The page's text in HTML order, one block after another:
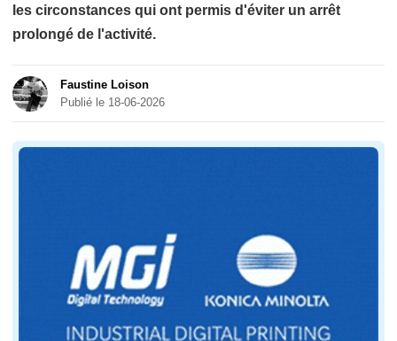
les circonstances qui ont permis d'éviter un arrêt
prolongé de l'activité.
Faustine Loison
Publié le 18-06-2026